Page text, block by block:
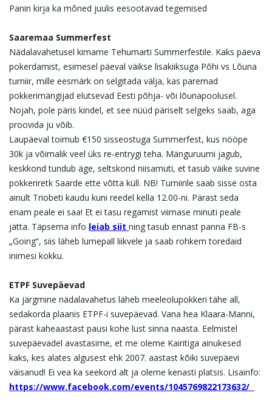
Panin kirja ka mõned juulis eesootavad tegemised
Saaremaa Summerfest
Nädalavahetusel kimame Tehumarti Summerfestile. Kaks päeva
pokerdamist, esimesel päeval väikse lisakiiksuga Põhi vs Lõuna
turniir, mille eesmärk on selgitada välja, kas paremad
pokkerimängijad elutsevad Eesti põhja- või lõunapoolusel.
Nojah, pole päris kindel, et see nüüd päriselt selgeks saab, aga
proovida ju võib.
Laupäeval toimub €150 sisseostuga Summerfest, kus nööpe
30k ja võimalik veel üks re-entrygi teha. Mänguruumi jagub,
keskkond tundub äge, seltskond niisamuti, et tasub väike suvine
pokkeriretk Saarde ette võtta küll. NB! Turniirile saab sisse osta
ainult Triobeti kaudu kuni reedel kella 12.00-ni. Pärast seda
enam peale ei saa! Et ei tasu regamist viimase minuti peale
jätta. Täpsema info leiab siit ning tasub ennast panna FB-s
„Going“, siis läheb lumepall liikvele ja saab rohkem toredaid
inimesi kokku.
ETPF Suvepäevad
Ka järgmine nädalavahetus läheb meeleolupokkeri tähe all,
sedakorda plaanis ETPF-i suvepäevad. Vana hea Klaara-Manni,
pärast kaheaastast pausi kohe lust sinna naasta. Eelmistel
suvepäevadel avastasime, et me oleme Kairitiga ainukesed
kaks, kes alates algusest ehk 2007. aastast kõiki suvepäevi
väisanud! Ei vea ka seekord alt ja oleme kenasti platsis. Lisainfo:
https://www.facebook.com/events/1045769822173632/